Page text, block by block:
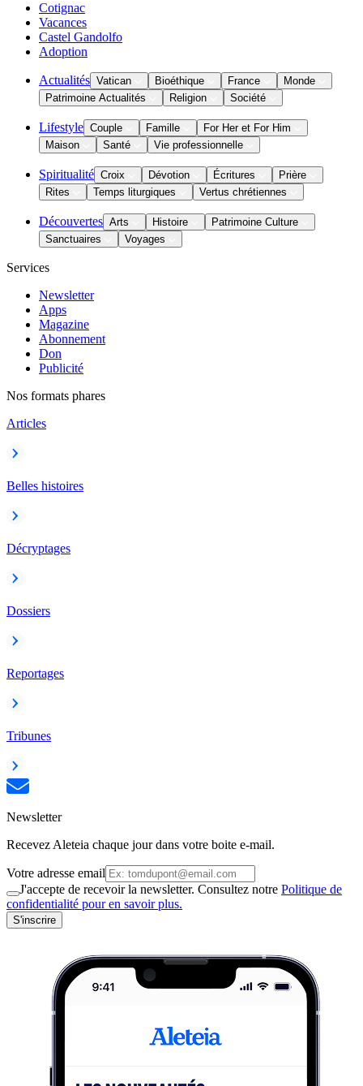
Cotignac
Vacances
Castel Gandolfo
Adoption
Actualités Vatican Bioéthique France
Monde
Patrimoine Actualités
Religion Société
Lifestyle Couple Famille
For Her et For Him
Maison
Santé Vie professionnelle
Spiritualité Croix Dévotion Écritures
Prière
Rites
Temps liturgiques Vertus chrétiennes
Découvertes Arts Histoire
Patrimoine Culture
Sanctuaires
Voyages
Services
Newsletter
Apps
Magazine
Abonnement
Don
Publicité
Nos formats phares
Articles
Belles histoires
Décryptages
Dossiers
Reportages
Tribunes
Newsletter
Recevez Aleteia chaque jour dans votre boite e-mail.
Votre adresse email
J'accepte de recevoir la newsletter. Consultez notre Politique de
confidentialité pour en savoir plus.
S'inscrire